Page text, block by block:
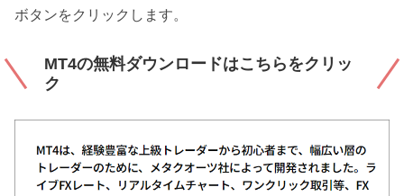
ボタンをクリックします。
MT4の無料ダウンロードはこちらをクリッ
ク